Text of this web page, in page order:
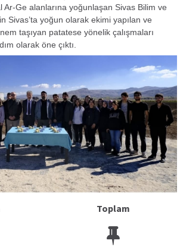
Ar-Ge alanlarına yoğunlaşan Sivas Bilim ve
Sivas’ta yoğun olarak ekimi yapılan ve
taşıyan patatese yönelik çalışmaları
olarak öne çıktı.
Toplam